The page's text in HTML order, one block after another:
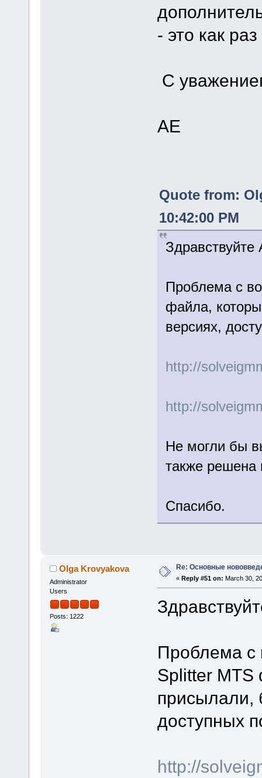
- это как
С
АЕ
Quote from:
10:42:00 PM
Здравствуйте
Проблема с
файла,
версиях,
http://
http://
Не могли бы
также решена
Спасибо.
Olga Krovyakova
Administrator
Users
Posts: 1222
Re: Основные
« Reply #51 on: March 30,
Проблема с
Splitter
присылали,
доступных
http://